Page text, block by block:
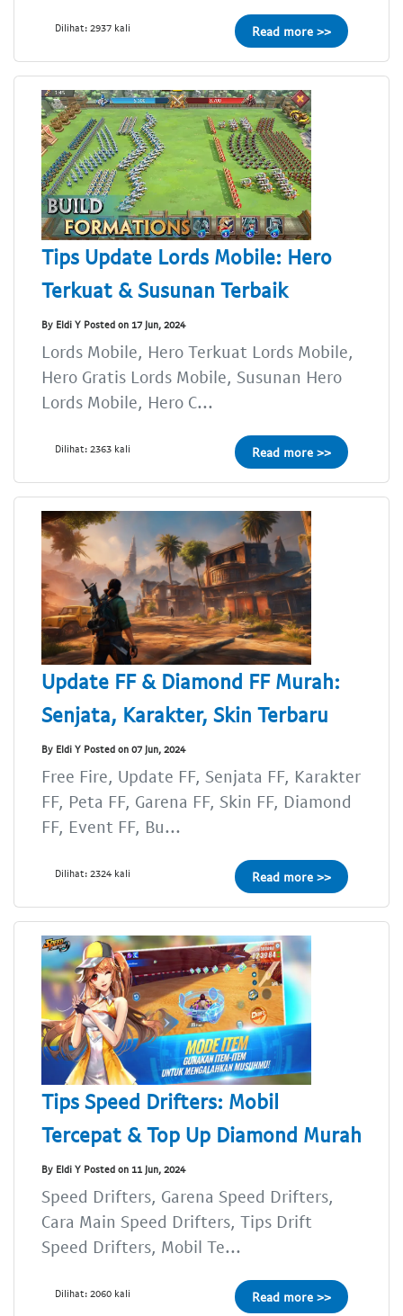
Dilihat: 2937 kali Read more >>
Tips Update Lords Mobile: Hero
Terkuat & Susunan Terbaik
By Eldi Y Posted on 17 Jun, 2024
Lords Mobile, Hero Terkuat Lords Mobile,
Hero Gratis Lords Mobile, Susunan Hero
Lords Mobile, Hero C...
Dilihat: 2363 kali Read more >>
Update FF & Diamond FF Murah:
Senjata, Karakter, Skin Terbaru
By Eldi Y Posted on 07 Jun, 2024
Free Fire, Update FF, Senjata FF, Karakter
FF, Peta FF, Garena FF, Skin FF, Diamond
FF, Event FF, Bu...
Dilihat: 2324 kali Read more >>
Tips Speed Drifters: Mobil
Tercepat & Top Up Diamond Murah
By Eldi Y Posted on 11 Jun, 2024
Speed Drifters, Garena Speed Drifters,
Cara Main Speed Drifters, Tips Drift
Speed Drifters, Mobil Te...
Dilihat: 2060 kali Read more >>